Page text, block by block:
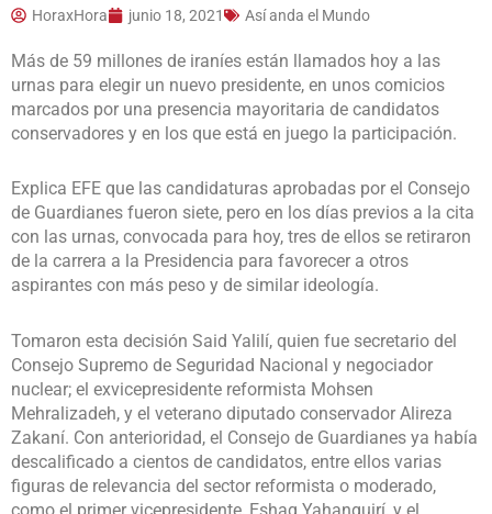
HoraxHora junio 18, 2021 Así anda el Mundo
Más de 59 millones de iraníes están llamados hoy a las
urnas para elegir un nuevo presidente, en unos comicios
marcados por una presencia mayoritaria de candidatos
conservadores y en los que está en juego la participación.
Explica EFE que las candidaturas aprobadas por el Consejo
de Guardianes fueron siete, pero en los días previos a la cita
con las urnas, convocada para hoy, tres de ellos se retiraron
de la carrera a la Presidencia para favorecer a otros
aspirantes con más peso y de similar ideología.
Tomaron esta decisión Said Yalilí, quien fue secretario del
Consejo Supremo de Seguridad Nacional y negociador
nuclear; el exvicepresidente reformista Mohsen
Mehralizadeh, y el veterano diputado conservador Alireza
Zakaní. Con anterioridad, el Consejo de Guardianes ya había
descalificado a cientos de candidatos, entre ellos varias
figuras de relevancia del sector reformista o moderado,